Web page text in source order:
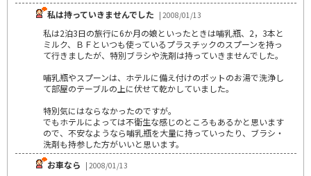
私は持っていきませんでした | 2008/01/13
私は2泊3日の旅行に6か月の娘といったときは哺乳瓶、2，3本と
ミルク、ＢＦといつも使っているプラスチックのスプーンを持っ
て行きましたが、特別ブラシや洗剤は持っていきませんでした。
哺乳瓶やスプーンは、ホテルに備え付けのポットのお湯で洗浄し
て部屋のテーブルの上に伏せて乾かしていました。
特別気にはならなかったのですが。
でもホテルによっては不衛生な感じのところもあるかと思います
ので、不安なようなら哺乳瓶を大量に持っていったり、ブラシ・
洗剤も持参した方がいいと思います。
お車なら | 2008/01/13